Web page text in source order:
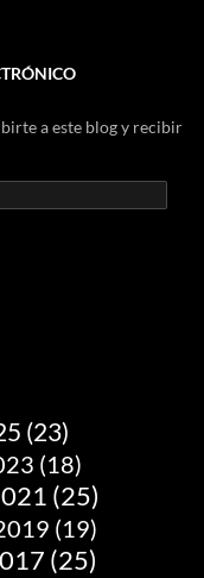
a este blog y recibir
(23)
(18)
(25)
(19)
(25)